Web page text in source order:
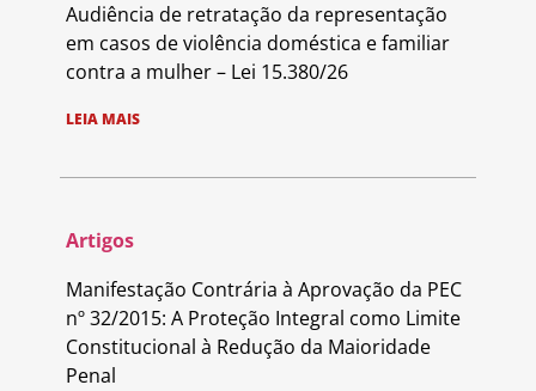
Audiência de retratação da representação
em casos de violência doméstica e familiar
contra a mulher – Lei 15.380/26
LEIA MAIS
Artigos
Manifestação Contrária à Aprovação da PEC
nº 32/2015: A Proteção Integral como Limite
Constitucional à Redução da Maioridade
Penal